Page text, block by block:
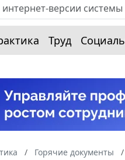
Труд
Горячие документы